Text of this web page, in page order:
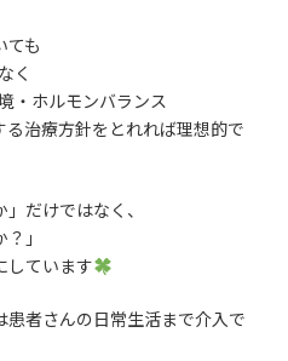
ても
く
・ホルモンバランス
治療方針をとれれば理想的で
だけではなく、
」
しています
患者さんの日常生活まで介入で